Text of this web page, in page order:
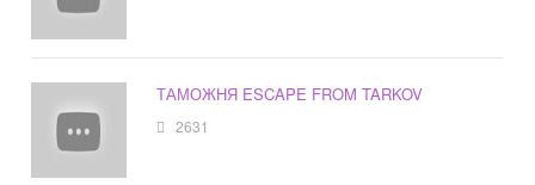
ТАМОЖНЯ ESCAPE FROM TARKOV
2631